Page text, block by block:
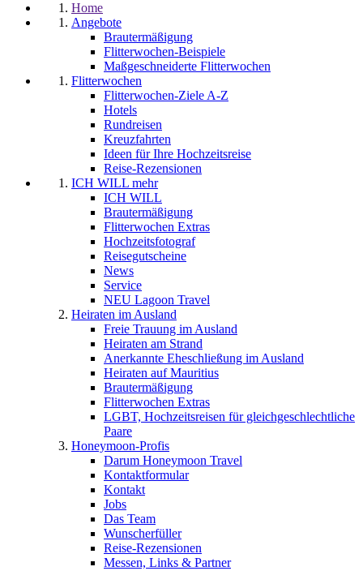
Home
Angebote
Brautermäßigung
Flitterwochen-Beispiele
Maßgeschneiderte Flitterwochen
Flitterwochen
Flitterwochen-Ziele A-Z
Hotels
Rundreisen
Kreuzfahrten
Ideen für Ihre Hochzeitsreise
Reise-Rezensionen
ICH WILL mehr
ICH WILL
Brautermäßigung
Flitterwochen Extras
Hochzeitsfotograf
Reisegutscheine
News
Service
NEU Lagoon Travel
Heiraten im Ausland
Freie Trauung im Ausland
Heiraten am Strand
Anerkannte Eheschließung im Ausland
Heiraten auf Mauritius
Brautermäßigung
Flitterwochen Extras
LGBT, Hochzeitsreisen für gleichgeschlechtliche
Paare
Honeymoon-Profis
Darum Honeymoon Travel
Kontaktformular
Kontakt
Jobs
Das Team
Wunscherfüller
Reise-Rezensionen
Messen, Links & Partner